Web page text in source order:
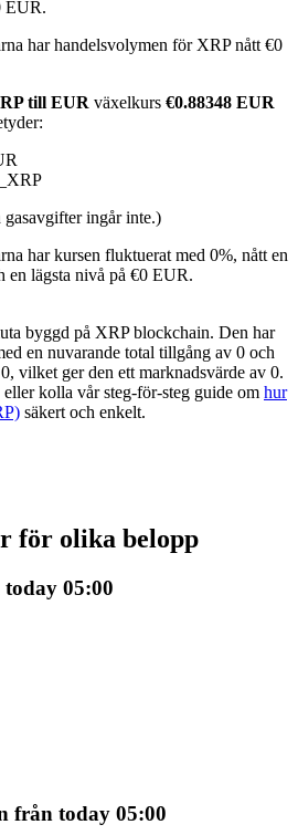
säkerhet
EUR.
har handelsvolymen för XRP nått €0
till EUR växelkurs €0.88348 EUR
ingår inte.)
har kursen fluktuerat med 0%, nått en
en lägsta nivå på €0 EUR.
byggd på XRP blockchain. Den har
en nuvarande total tillgång av 0 och
vilket ger den ett marknadsvärde av 0.
eller kolla vår steg-för-steg guide om hur
säkert och enkelt.
för olika belopp
05:00
från today 05:00